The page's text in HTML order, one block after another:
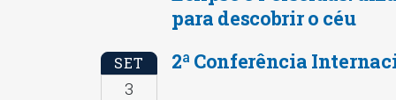
para descobrir o céu
SET
3
2ª Conferência